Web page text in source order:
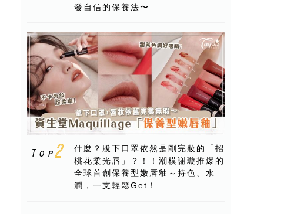
發自信的保養法〜
什麼？脫下口罩依然是剛完妝的「招
桃花柔光唇」？！！潮模謝璇推爆的
全球首創保養型嫩唇釉～持色、水
潤，一支輕鬆Get！